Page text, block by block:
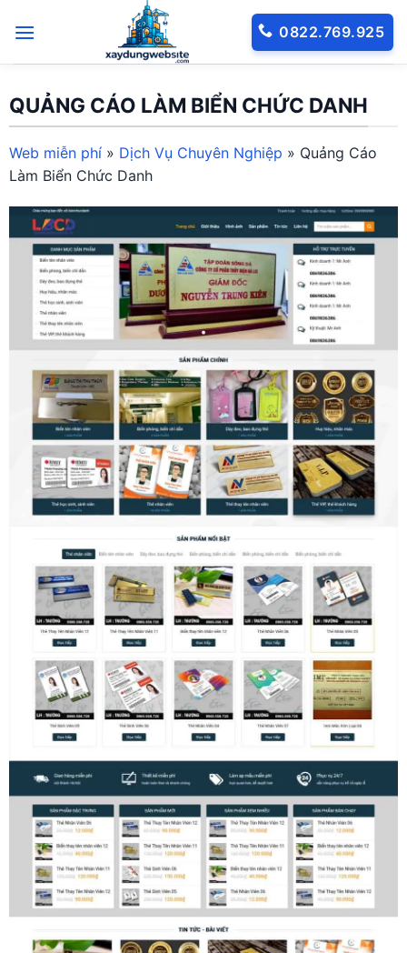
qua
0822.769.925
QUẢNG CÁO LÀM BIỂN CHỨC DANH
Web miễn phí » Dịch Vụ Chuyên Nghiệp » Quảng Cáo
Làm Biển Chức Danh